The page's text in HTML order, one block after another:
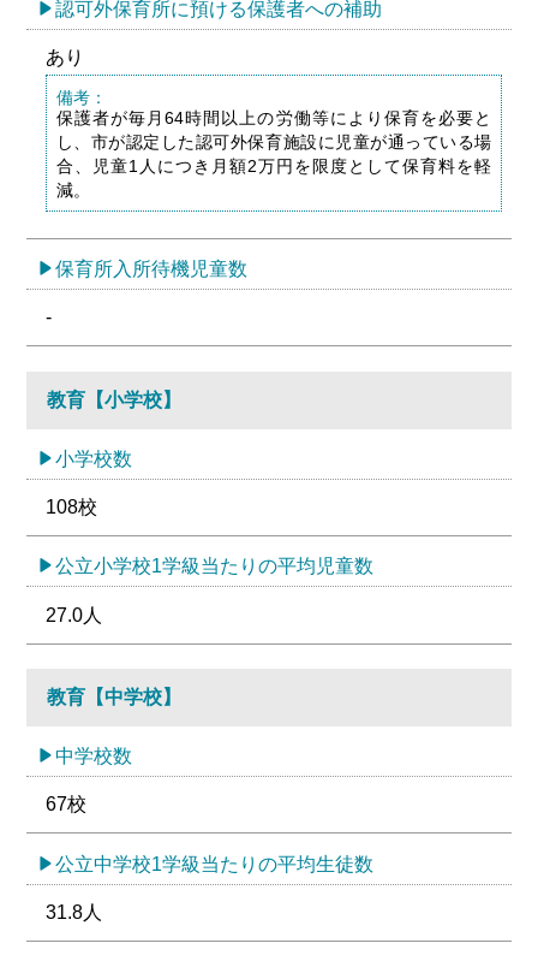
認可外保育所に預ける保護者への補助
あり
備考：
保護者が毎月64時間以上の労働等により保育を必要と
し、市が認定した認可外保育施設に児童が通っている場
合、児童1人につき月額2万円を限度として保育料を軽
減。
保育所入所待機児童数
-
教育【小学校】
小学校数
108校
公立小学校1学級当たりの平均児童数
27.0人
教育【中学校】
中学校数
67校
公立中学校1学級当たりの平均生徒数
31.8人